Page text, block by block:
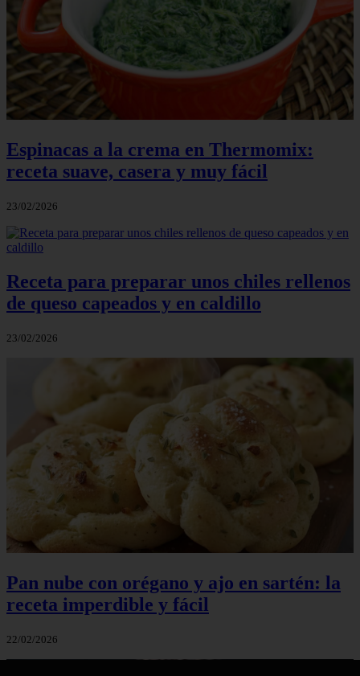
Espinacas a la crema en Thermomix:
receta suave, casera y muy fácil
23/02/2026
Receta para preparar unos chiles rellenos
de queso capeados y en caldillo
23/02/2026
Pan nube con orégano y ajo en sartén: la
receta imperdible y fácil
22/02/2026